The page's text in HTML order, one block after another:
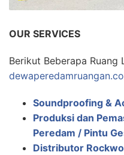
OUR SERVICES
Berikut Beberapa Ruang
Soundproofing &
Produksi dan
Peredam / Pintu
Distributor